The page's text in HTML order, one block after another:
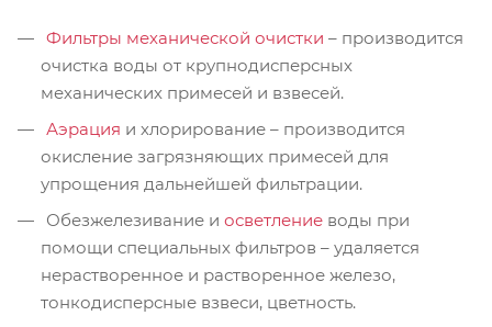
Фильтры механической очистки – производится
очистка воды от крупнодисперсных
механических примесей и взвесей.
Аэрация и хлорирование – производится
окисление загрязняющих примесей для
упрощения дальнейшей фильтрации.
Обезжелезивание и осветление воды при
помощи специальных фильтров – удаляется
нерастворенное и растворенное железо,
тонкодисперсные взвеси, цветность.